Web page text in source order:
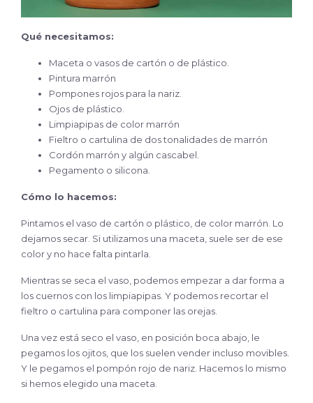
Qué necesitamos:
Maceta o vasos de cartón o de plástico.
Pintura marrón
Pompones rojos para la nariz.
Ojos de plástico.
Limpiapipas de color marrón
Fieltro o cartulina de dos tonalidades de marrón
Cordón marrón y algún cascabel.
Pegamento o silicona.
Cómo lo hacemos:
Pintamos el vaso de cartón o plástico, de color marrón. Lo
dejamos secar. Si utilizamos una maceta, suele ser de ese
color y no hace falta pintarla.
Mientras se seca el vaso, podemos empezar a dar forma a
los cuernos con los limpiapipas. Y podemos recortar el
fieltro o cartulina para componer las orejas.
Una vez está seco el vaso, en posición boca abajo, le
pegamos los ojitos, que los suelen vender incluso movibles.
Y le pegamos el pompón rojo de nariz. Hacemos lo mismo
si hemos elegido una maceta.